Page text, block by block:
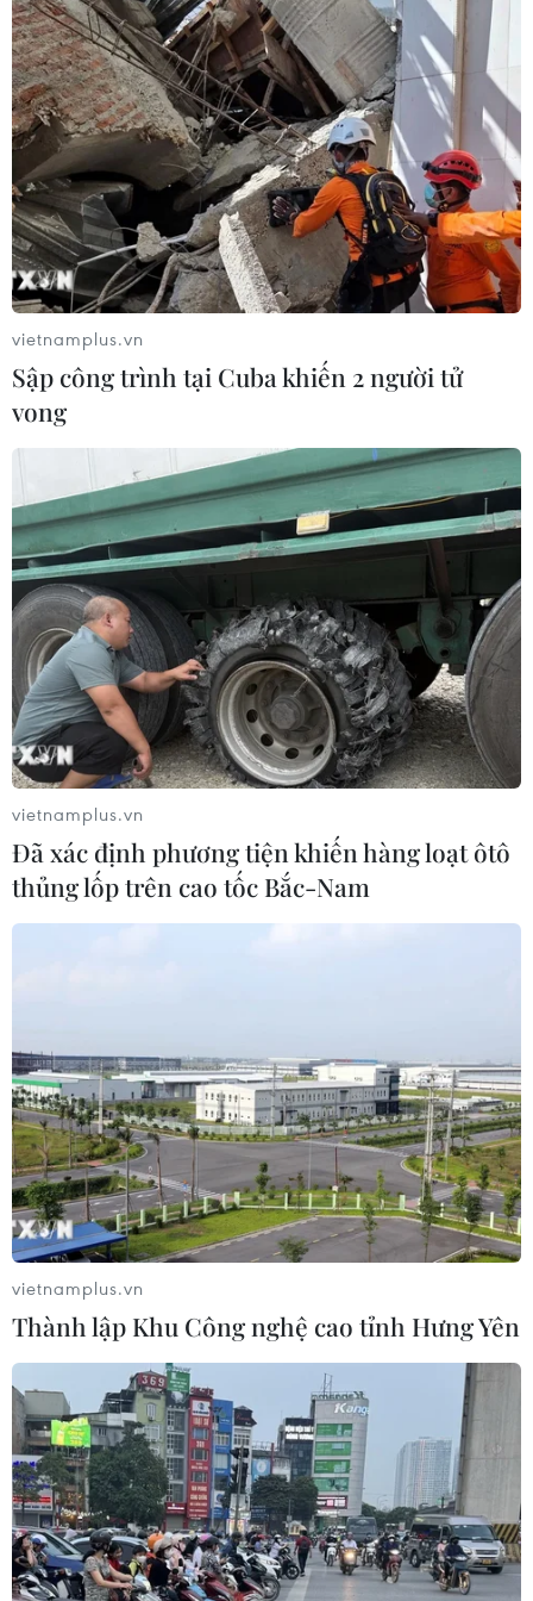
vietnamplus.vn
Sập công trình tại Cuba khiến 2 người tử
vong
vietnamplus.vn
Đã xác định phương tiện khiến hàng loạt ôtô
thủng lốp trên cao tốc Bắc-Nam
vietnamplus.vn
Thành lập Khu Công nghệ cao tỉnh Hưng Yên